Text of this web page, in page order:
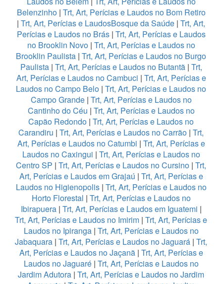
Belenzinho| Trt, Art, Perícias e Laudos no Bom Retiro
| Trt, Art, Perícias e LaudosBosque da Saúde | Trt, Art,
Perícias e Laudos no Brás| Trt, Art, Perícias e Laudos
no Brooklin Novo| Trt, Art, Perícias e Laudos no
Brooklin Paulista | Trt, Art, Perícias e Laudos no Burgo
Paulista| Trt, Art, Perícias e Laudos no Butantã| Trt,
Art, Perícias e Laudos no Cambuci | Trt, Art, Perícias e
Laudos no Campo Belo | Trt, Art, Perícias e Laudos no
Campo Grande| Trt, Art, Perícias e Laudos no
Cantinho do Céu | Trt, Art, Perícias e Laudos no
Capão Redondo | Trt, Art, Perícias e Laudos no
Carandiru | Trt, Art, Perícias e Laudos no Carrão | Trt,
Art, Perícias e Laudos no Catumbi | Trt, Art, Perícias e
Laudos no Caxingui | Trt, Art, Perícias e Laudos no
Centro SP | Trt, Art, Perícias e Laudos no Cursino | Trt,
Art, Perícias e Laudos em Grajaú | Trt, Art, Perícias e
Laudos no Higienopolis| Trt, Art, Perícias e Laudos no
Horto Florestal | Trt, Art, Perícias e Laudos no
Ibirapuera| Trt, Art, Perícias e Laudos em Iguatemi |
Trt, Art, Perícias e Laudos no Imirim | Trt, Art, Perícias e
Laudos no Ipiranga| Trt, Art, Perícias e Laudos no
Jabaquara | Trt, Art, Perícias e Laudos no Jaguará | Trt,
Art, Perícias e Laudos no Jaçanã| Trt, Art, Perícias e
Laudos no Jaguaré| Trt, Art, Perícias e Laudos no
Jardim Adutora | Trt, Art, Perícias e Laudos no Jardim